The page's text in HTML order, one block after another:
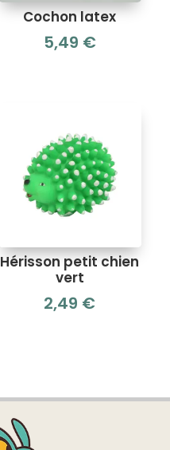
Cochon latex
5,49 €
Hérisson petit chien
vert
2,49 €